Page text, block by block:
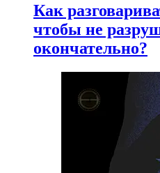
Как
чтобы не
окончательно?